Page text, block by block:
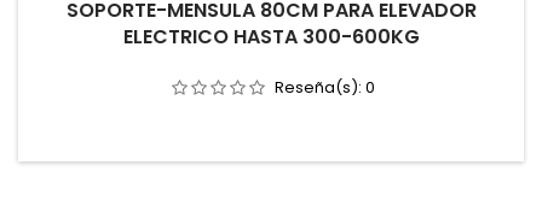
SOPORTE-MENSULA 80CM PARA ELEVADOR
ELECTRICO HASTA 300-600KG
Reseña(s): 0